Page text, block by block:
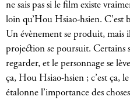
ne sais pas si le film existe
loin qu’Hou Hsiao-hsien. C’est
Un évènement se produit,
projection se poursuit. Certains
regarder, et le personnage se
ça, Hou Hsiao-hsien ; c’est ça,
étalonne l’importance des